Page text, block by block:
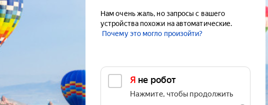
Нам очень жаль, но запросы с вашего
устройства похожи на автоматические.
Почему это могло произойти?
Я не робот
Нажмите, чтобы продолжить